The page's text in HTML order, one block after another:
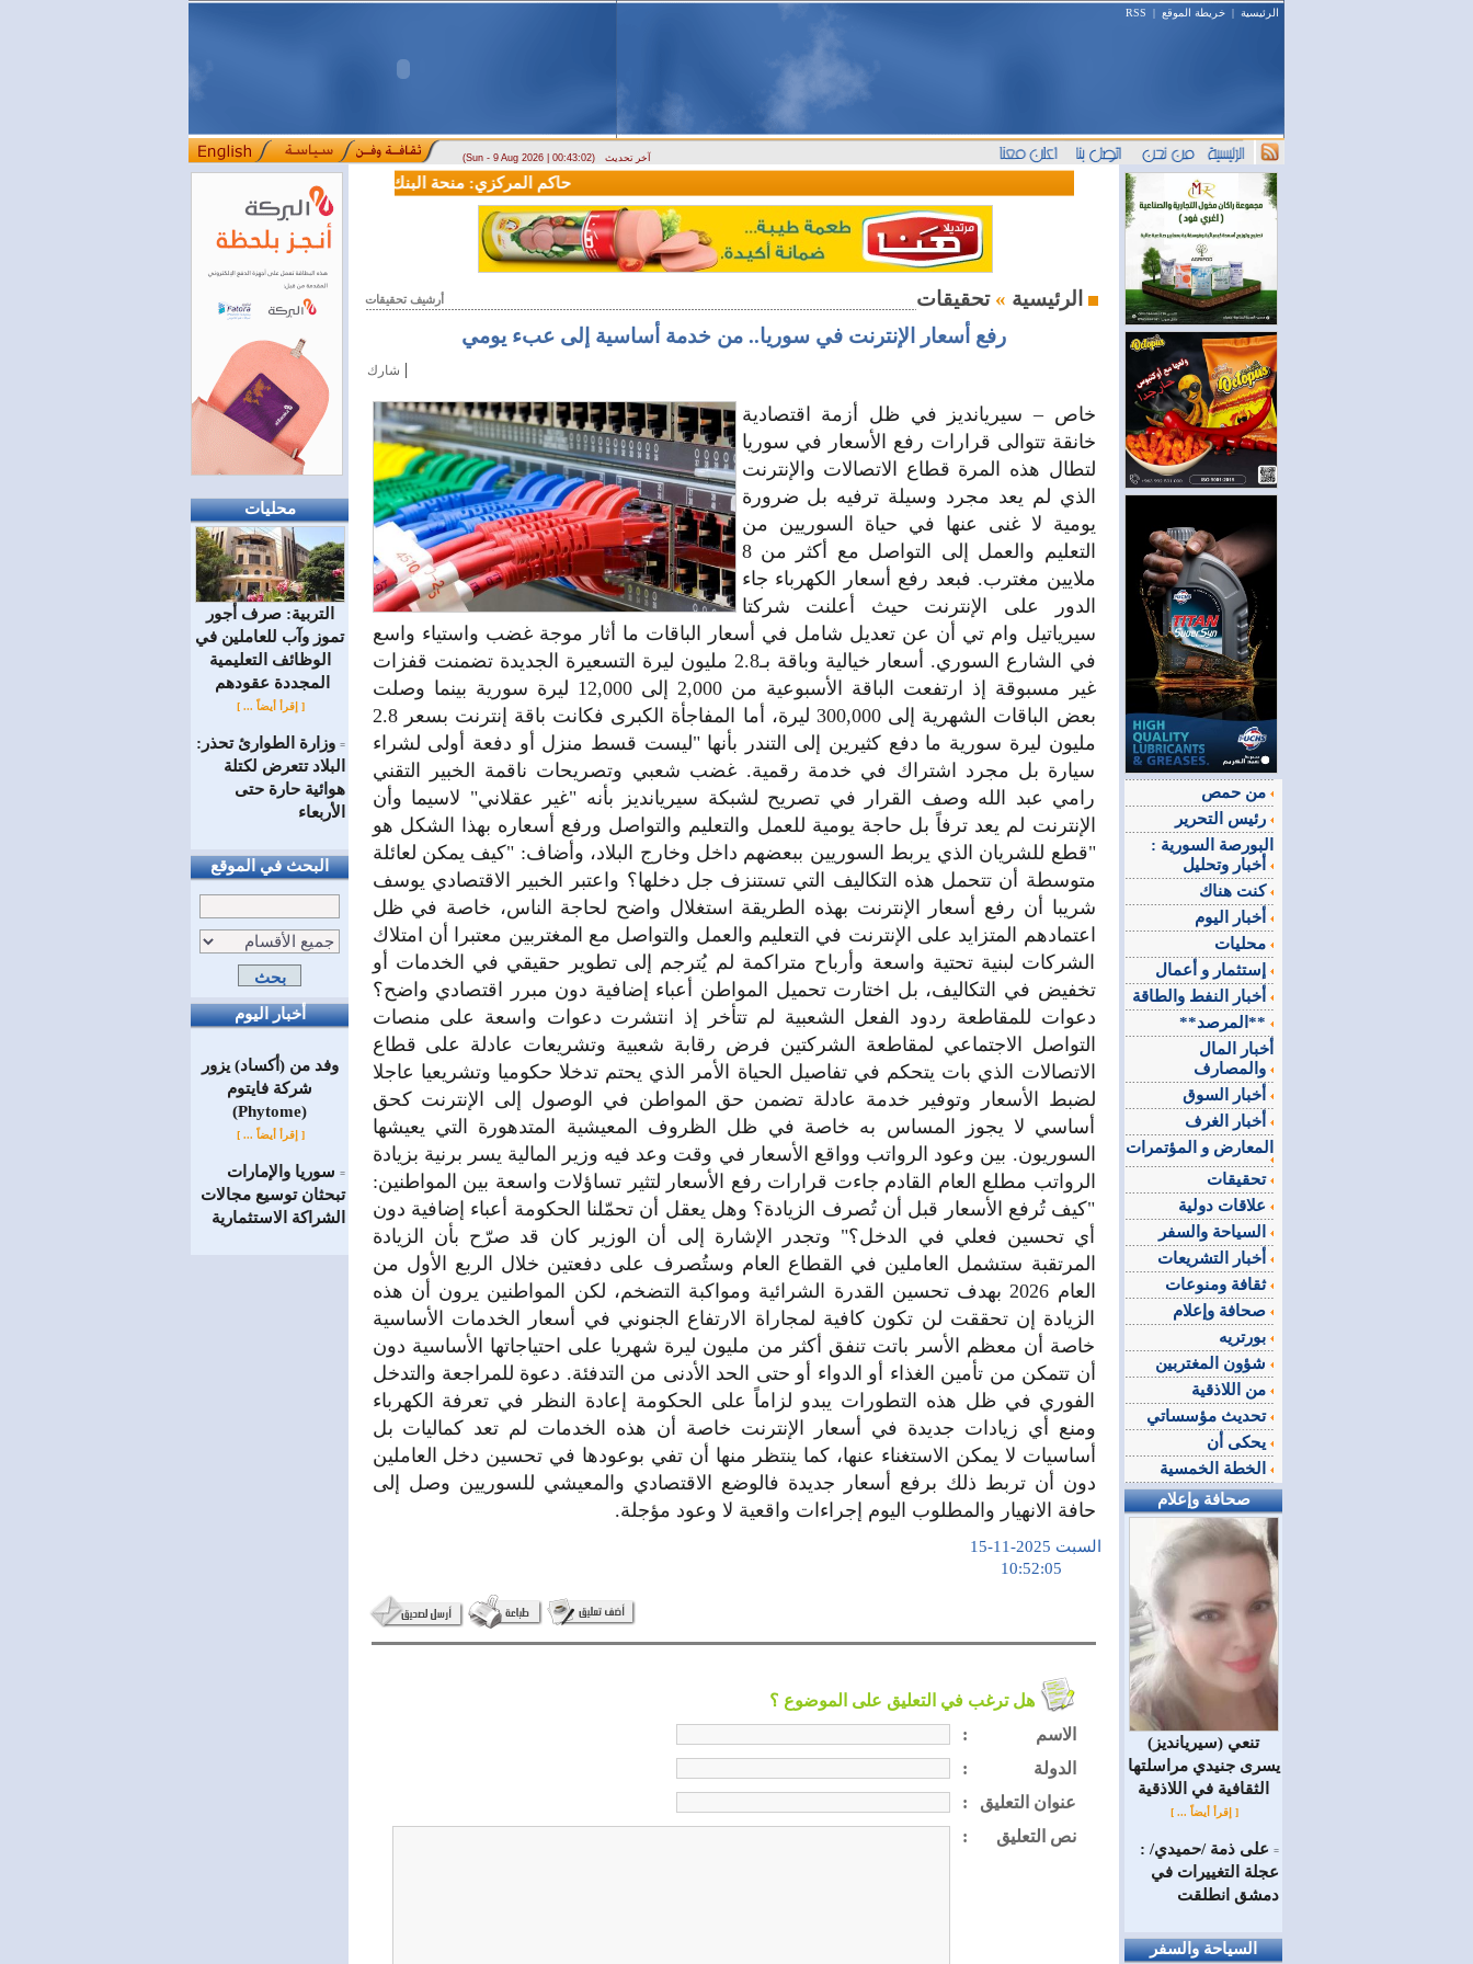
الرئيسية | خريطة الموقع |
RSS
(Sun - 9 Aug 2026 | 00:43:02) آخر تحديث
محليات
التربية: صرف أجور
تموز وآب للعاملين في
الوظائف ‏التعليمية
المجددة عقودهم ‏
[ إقرأ أيضاً ... ]
= وزارة الطوارئ تحذر:
البلاد تتعرض لكتلة
هوائية حارة حتى
الأربعاء
البحث في الموقع
أخبار اليوم
وفد من (أكساد) يزور
شركة فايتوم
(Phytome)
[ إقرأ أيضاً ... ]
= سوريا والإمارات
تبحثان توسيع مجالات
الشراكة الاستثمارية
حاكم المركزي: منحة البنك الدولي لسورية خطوة أساسية نحو بناء قطاع مالي حديث
أرشيف تحقيقات الرئيسية »
رفع أسعار الإنترنت في سوريا.. من خدمة أساسية إلى عبء يومي
شارك |
خاص – سيريانديز في ظل أزمة اقتصادية
خانقة تتوالى قرارات رفع الأسعار في سوريا
لتطال هذه المرة قطاع الاتصالات والإنترنت
الذي لم يعد مجرد وسيلة ترفيه بل ضرورة
يومية لا غنى عنها في حياة السوريين من
التعليم والعمل إلى التواصل مع أكثر من 8
ملايين مغترب. فبعد رفع أسعار الكهرباء جاء
الدور على الإنترنت حيث أعلنت شركتا
سيرياتيل وام تي أن عن تعديل شامل في أسعار الباقات ما أثار موجة غضب واستياء واسع
في الشارع السوري. أسعار خيالية وباقة بـ2.8 مليون ليرة التسعيرة الجديدة تضمنت قفزات
غير مسبوقة إذ ارتفعت الباقة الأسبوعية من 2,000 إلى 12,000 ليرة سورية بينما وصلت
بعض الباقات الشهرية إلى 300,000 ليرة، أما المفاجأة الكبرى فكانت باقة إنترنت بسعر 2.8
مليون ليرة سورية ما دفع كثيرين إلى التندر بأنها "ليست قسط منزل أو دفعة أولى لشراء
سيارة بل مجرد اشتراك في خدمة رقمية. غضب شعبي وتصريحات ناقمة الخبير التقني
رامي عبد الله وصف القرار في تصريح لشبكة سيريانديز بأنه "غير عقلاني" لاسيما وأن
الإنترنت لم يعد ترفاً بل حاجة يومية للعمل والتعليم والتواصل ورفع أسعاره بهذا الشكل هو
"قطع للشريان الذي يربط السوريين ببعضهم داخل وخارج البلاد، وأضاف: "كيف يمكن لعائلة
متوسطة أن تتحمل هذه التكاليف التي تستنزف جل دخلها؟ واعتبر الخبير الاقتصادي يوسف
شريبا أن رفع أسعار الإنترنت بهذه الطريقة استغلال واضح لحاجة الناس، خاصة في ظل
اعتمادهم المتزايد على الإنترنت في التعليم والعمل والتواصل مع المغتربين معتبرا أن امتلاك
الشركات لبنية تحتية واسعة وأرباح متراكمة لم يُترجم إلى تطوير حقيقي في الخدمات أو
تخفيض في التكاليف، بل اختارت تحميل المواطن أعباء إضافية دون مبرر اقتصادي واضح؟
دعوات للمقاطعة ردود الفعل الشعبية لم تتأخر إذ انتشرت دعوات واسعة على منصات
التواصل الاجتماعي لمقاطعة الشركتين فرض رقابة شعبية وتشريعات عادلة على قطاع
الاتصالات الذي بات يتحكم في تفاصيل الحياة الأمر الذي يحتم تدخلا حكوميا وتشريعيا عاجلا
لضبط الأسعار وتوفير خدمة عادلة تضمن حق المواطن في الوصول إلى الإنترنت كحق
أساسي لا يجوز المساس به خاصة في ظل الظروف المعيشية المتدهورة التي يعيشها
السوريون. بين وعود الرواتب وواقع الأسعار في وقت وعد فيه وزير المالية يسر برنية بزيادة
الرواتب مطلع العام القادم جاءت قرارات رفع الأسعار لتثير تساؤلات واسعة بين المواطنين:
"كيف تُرفع الأسعار قبل أن تُصرف الزيادة؟ وهل يعقل أن تحمّلنا الحكومة أعباء إضافية دون
أي تحسين فعلي في الدخل؟" وتجدر الإشارة إلى أن الوزير كان قد صرّح بأن الزيادة
المرتقبة ستشمل العاملين في القطاع العام وستُصرف على دفعتين خلال الربع الأول من
العام 2026 بهدف تحسين القدرة الشرائية ومواكبة التضخم، لكن المواطنين يرون أن هذه
الزيادة إن تحققت لن تكون كافية لمجاراة الارتفاع الجنوني في أسعار الخدمات الأساسية
خاصة أن معظم الأسر باتت تنفق أكثر من مليون ليرة شهريا على احتياجاتها الأساسية دون
أن تتمكن من تأمين الغذاء أو الدواء أو حتى الحد الأدنى من التدفئة. دعوة للمراجعة والتدخل
الفوري في ظل هذه التطورات يبدو لزاماً على الحكومة إعادة النظر في تعرفة الكهرباء
ومنع أي زيادات جديدة في أسعار الإنترنت خاصة أن هذه الخدمات لم تعد كماليات بل
أساسيات لا يمكن الاستغناء عنها، كما ينتظر منها أن تفي بوعودها في تحسين دخل العاملين
دون أن تربط ذلك برفع أسعار جديدة فالوضع الاقتصادي والمعيشي للسوريين وصل إلى
حافة الانهيار والمطلوب اليوم إجراءات واقعية لا وعود مؤجلة.
السبت 2025-11-15
هل ترغب في التعليق على الموضوع ؟
:
الاسم
:
الدولة
:
عنوان التعليق
:
نص التعليق
البورصة السورية :
كنت هناك
**المرصد**
أخبار المال
المعارض و المؤتمرات
تحقيقات
ثقافة ومنوعات
تحديث مؤسساتي
صحافة وإعلام
(سيريانديز) تنعي
يسرى جنيدي مراسلتها
الثقافية في اللاذقية
[ إقرأ أيضاً ... ]
= على ذمة /حميدي/ :
عجلة التغييرات في
دمشق انطلقت
السياحة والسفر